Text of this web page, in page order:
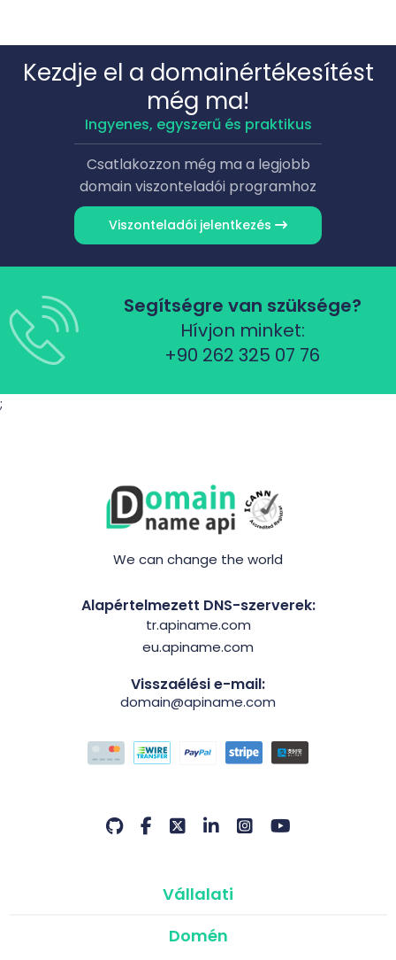
Kezdje el a domainértékesítést
még ma!
Ingyenes, egyszerű és praktikus
Csatlakozzon még ma a legjobb
domain viszonteladói programhoz
Viszonteladói jelentkezés
Segítségre van szüksége?
Hívjon minket:
+90 262 325 07 76
;
We can change the world
Alapértelmezett DNS-szerverek:
tr.apiname.com
eu.apiname.com
Visszaélési e-mail:
domain@apiname.com
Vállalati
Domén